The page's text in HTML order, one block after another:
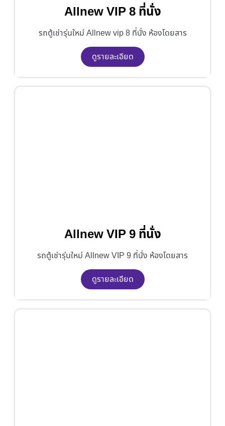
Allnew VIP 8 ที่นั่ง
รถตู้เช่ารุ่นใหม่ Allnew vip 8 ที่นั่ง ห้องโดยสาร
ดูรายละเอียด
Allnew VIP 9 ที่นั่ง
รถตู้เช่ารุ่นใหม่ Allnew VIP 9 ที่นั่ง ห้องโดยสาร
ดูรายละเอียด